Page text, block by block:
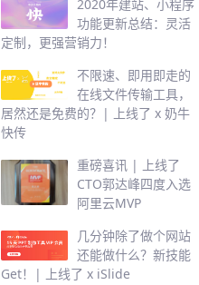
2020年建站、小程序
功能更新总结：灵活
定制，更强营销力！
不限速、即用即走的
在线文件传输工具，
居然还是免费的？| 上线了 x 奶牛
快传
重磅喜讯 | 上线了
CTO郭达峰四度入选
阿里云MVP
几分钟除了做个网站
还能做什么？新技能
Get！| 上线了 x iSlide